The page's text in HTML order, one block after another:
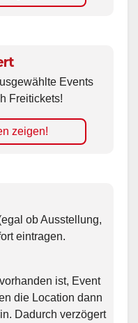
Events
Freitickets!
zeigen!
ob Ausstellung,
eintragen.
ist, Event
die Location dann
Dadurch verzögert